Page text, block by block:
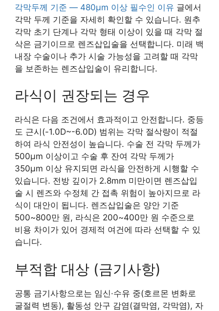
각막두께 기준 — 480μm 이상 필수인 이유 글에서
각막 두께 기준을 자세히 확인할 수 있습니다. 원추
각막 초기 단계나 각막 형태 이상이 있을 때 각막 절
삭은 금기이므로 렌즈삽입술을 선택합니다. 미래 백
내장 수술이나 추가 시술 가능성을 고려할 때 각막
을 보존하는 렌즈삽입술이 유리합니다.
라식이 권장되는 경우
라식은 다음 조건에서 효과적이고 안전합니다. 중등
도 근시(-1.0D~-6.0D) 범위는 각막 절삭량이 적절
하여 라식 안전성이 높습니다. 수술 전 각막 두께가
500μm 이상이고 수술 후 잔여 각막 두께가
350μm 이상 유지되면 라식을 안전하게 시행할 수
있습니다. 전방 깊이가 2.8mm 미만이면 렌즈삽입
술 시 렌즈와 수정체 간 접촉 위험이 높아지므로 라
식이 대안이 됩니다. 렌즈삽입술은 양안 기준
500~800만 원, 라식은 200~400만 원 수준으로
비용 차이가 있어 경제적 여건에 따라 선택할 수 있
습니다.
부적합 대상 (금기사항)
공통 금기사항으로는 임신·수유 중(호르몬 변화로
굴절력 변동), 활동성 안구 감염(결막염, 각막염), 자